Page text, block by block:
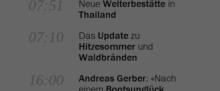
07:51 Neue Welterbestätte in
Thailand
07:10 Das Update zu
Hitzesommer und
Waldbränden
16:00 Andreas Gerber: «Nach